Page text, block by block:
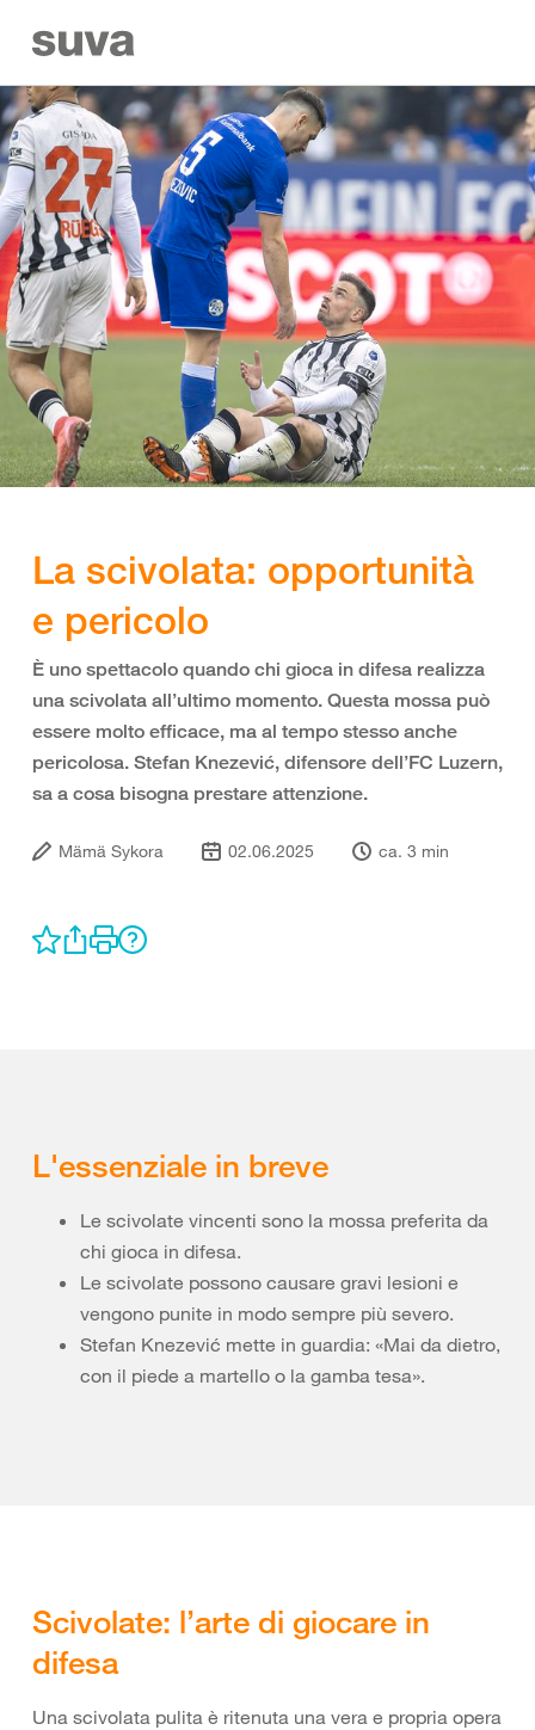
La scivolata: opportunità
e pericolo
È uno spettacolo quando chi gioca in difesa realizza
una scivolata all’ultimo momento. Questa mossa può
essere molto efficace, ma al tempo stesso anche
pericolosa. Stefan Knezević, difensore dell’FC Luzern,
sa a cosa bisogna prestare attenzione.
Mämä Sykora 02.06.2025 ca. 3 min
L'essenziale in breve
Le scivolate vincenti sono la mossa preferita da
chi gioca in difesa.
Le scivolate possono causare gravi lesioni e
vengono punite in modo sempre più severo.
Stefan Knezević mette in guardia: «Mai da dietro,
con il piede a martello o la gamba tesa».
Scivolate: l’arte di giocare in
difesa
Una scivolata pulita è ritenuta una vera e propria opera